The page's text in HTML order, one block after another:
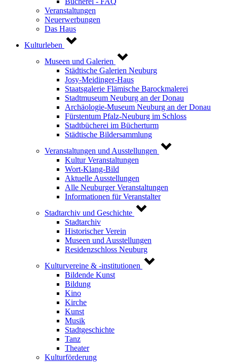
Veranstaltungen
Neuerwerbungen
Das Haus
Kulturleben
Museen und Galerien
Städtische Galerien Neuburg
Josy-Meidinger-Haus
Staatsgalerie Flämische Barockmalerei
Stadtmuseum Neuburg an der Donau
Archäologie-Museum Neuburg an der Donau
Fürstentum Pfalz-Neuburg im Schloss
Stadtbücherei im Bücherturm
Städtische Bildersammlung
Veranstaltungen und Ausstellungen
Kultur Veranstaltungen
Wort-Klang-Bild
Aktuelle Ausstellungen
Alle Neuburger Veranstaltungen
Informationen für Veranstalter
Stadtarchiv und Geschichte
Stadtarchiv
Historischer Verein
Museen und Ausstellungen
Residenzschloss Neuburg
Kulturvereine & -institutionen
Bildende Kunst
Bildung
Kino
Kirche
Kunst
Musik
Stadtgeschichte
Tanz
Theater
Kulturförderung